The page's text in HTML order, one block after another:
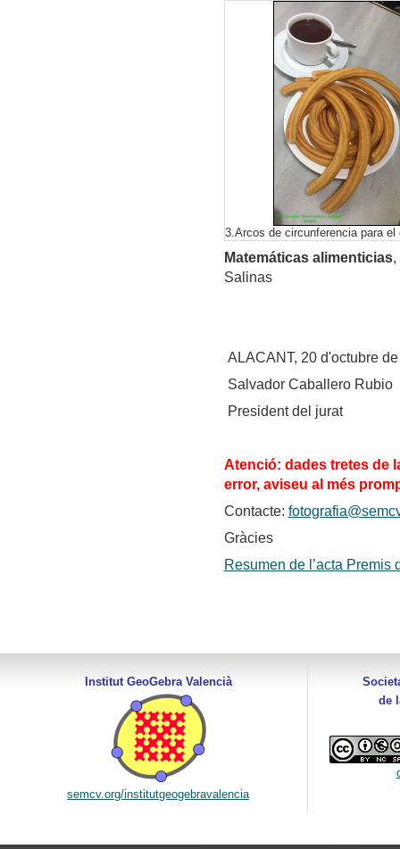
3.Arcos de circunferencia para el
Matemáticas alimenticias,
Salinas
ALACANT, 20 d'octubre
Salvador Caballero Rubio
President del jurat
Atenció: dades tretes de
error, aviseu al més
Contacte:
Gràcies
Resumen de l’acta Premis
Institut GeoGebra Valencià
semcv.org/institutgeogebravalencia
de